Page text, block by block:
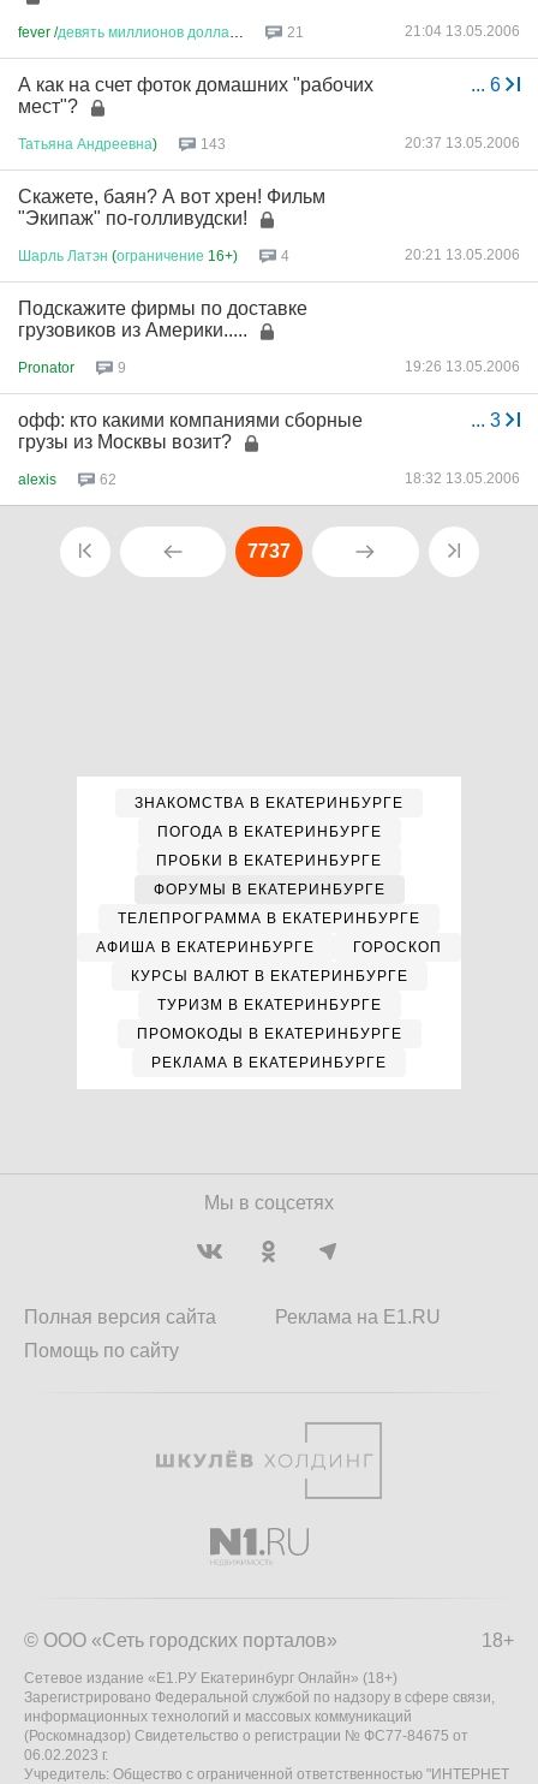
fever /девять миллионов доллар 21 21:04 13.05.2006
... 6
А как на счет фоток домашних "рабочих
мест"?
Татьяна Андреевна) 143 20:37 13.05.2006
Скажете, баян? А вот хрен! Фильм
"Экипаж" по-голливудски!
Шарль Латэн (ограничение 16+) 4 20:21 13.05.2006
Подскажите фирмы по доставке
грузовиков из Америки.....
Pronator 9 19:26 13.05.2006
... 3
офф: кто какими компаниями сборные
грузы из Москвы возит?
alexis 62 18:32 13.05.2006
7737
ЗНАКОМСТВА В ЕКАТЕРИНБУРГЕ
ПОГОДА В ЕКАТЕРИНБУРГЕ
ПРОБКИ В ЕКАТЕРИНБУРГЕ
ФОРУМЫ В ЕКАТЕРИНБУРГЕ
ТЕЛЕПРОГРАММА В ЕКАТЕРИНБУРГЕ
АФИША В ЕКАТЕРИНБУРГЕ
ГОРОСКОП
КУРСЫ ВАЛЮТ В ЕКАТЕРИНБУРГЕ
ТУРИЗМ В ЕКАТЕРИНБУРГЕ
ПРОМОКОДЫ В ЕКАТЕРИНБУРГЕ
РЕКЛАМА В ЕКАТЕРИНБУРГЕ
Мы в соцсетях
Полная версия сайта
Помощь по сайту
Реклама на E1.RU
18+
© ООО «Сеть городских порталов»
Сетевое издание «Е1.РУ Екатеринбург Онлайн» (18+)
Зарегистрировано Федеральной службой по надзору в сфере связи,
информационных технологий и массовых коммуникаций
(Роскомнадзор) Свидетельство о регистрации № ФС77-84675 от
06.02.2023 г.
Учредитель: Общество с ограниченной ответственностью "ИНТЕРНЕТ